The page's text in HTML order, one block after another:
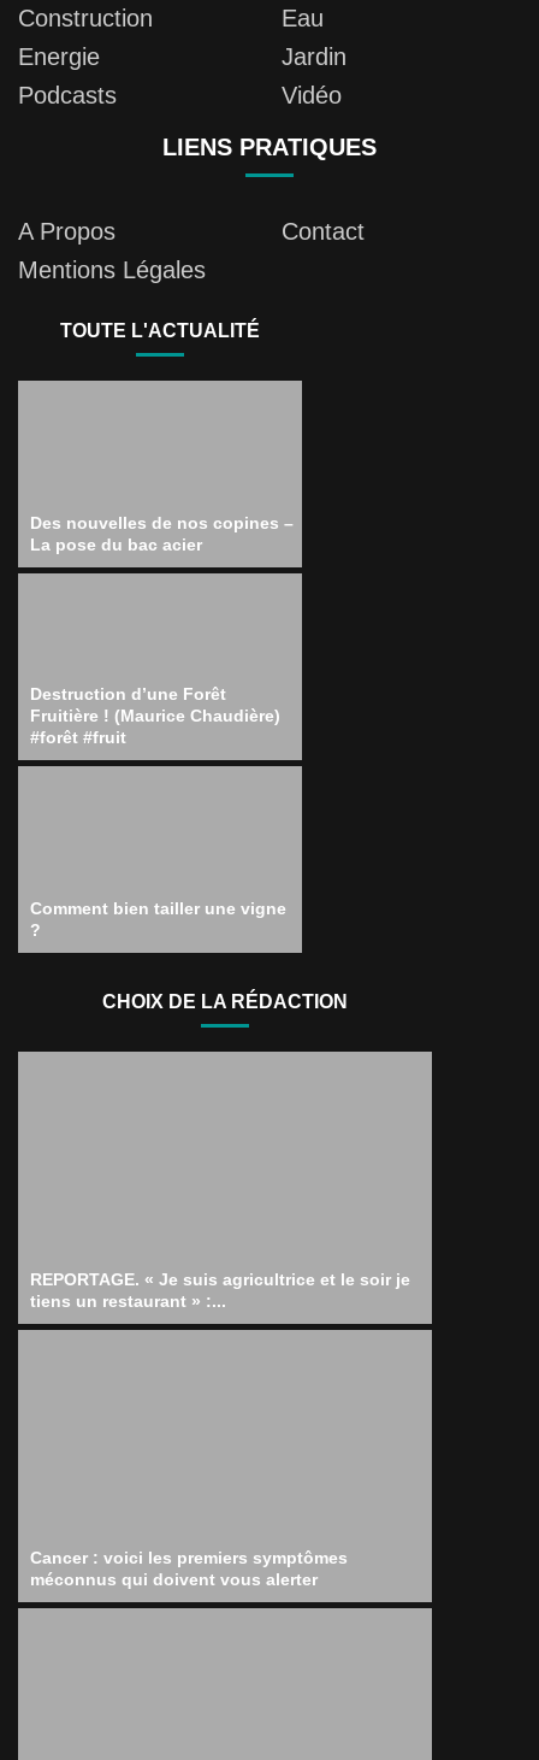
Construction
Eau
Energie
Jardin
Podcasts
Vidéo
LIENS PRATIQUES
A Propos
Contact
Mentions Légales
TOUTE L'ACTUALITÉ
Des nouvelles de nos copines –
La pose du bac acier
Destruction d’une Forêt
Fruitière ! (Maurice Chaudière)
#forêt #fruit
Comment bien tailler une vigne
?
CHOIX DE LA RÉDACTION
REPORTAGE. « Je suis agricultrice et le soir je
tiens un restaurant » :...
Cancer : voici les premiers symptômes
méconnus qui doivent vous alerter